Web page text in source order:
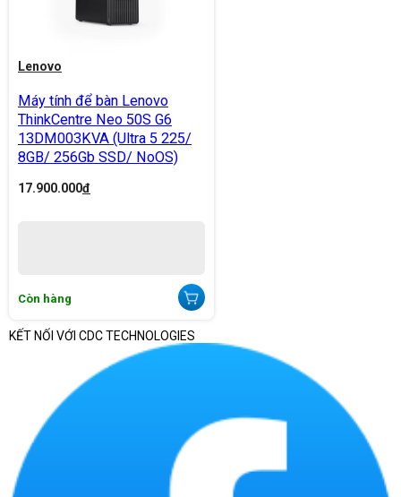
Lenovo
Máy tính để bàn Lenovo
ThinkCentre Neo 50S G6
13DM003KVA (Ultra 5 225/
8GB/ 256Gb SSD/ NoOS)
17.900.000đ
Còn hàng
KẾT NỐI VỚI CDC TECHNOLOGIES